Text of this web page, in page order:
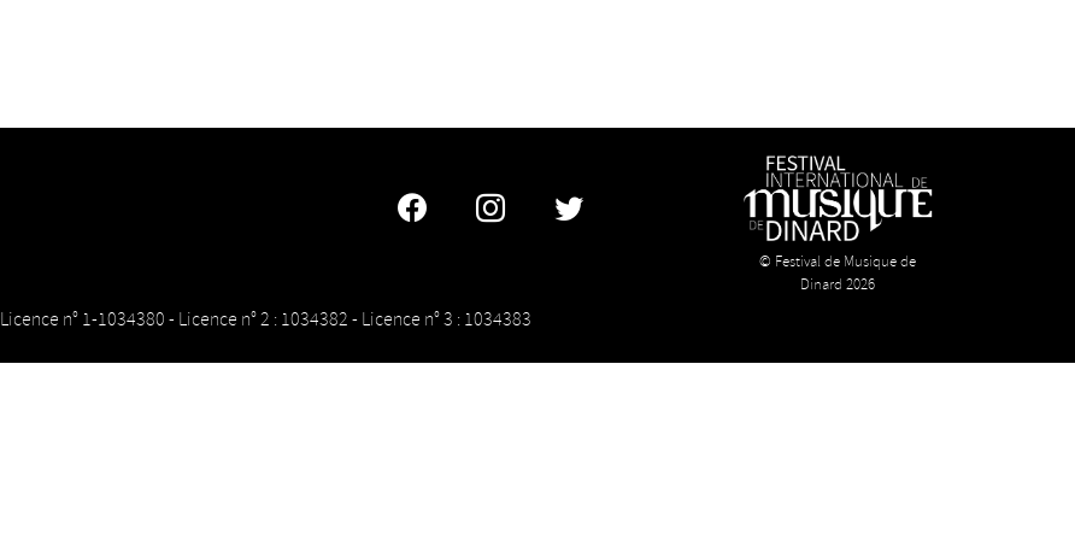
FacebookInstagram
© Festival de Musique de
Dinard 2026
Licence n° 1-1034380 - Licence n° 2 : 1034382 - Licence n° 3 : 1034383